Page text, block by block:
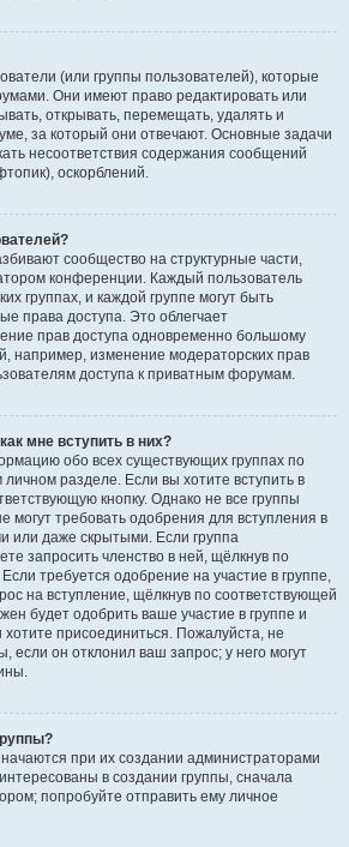
(или группы пользователей), которые
Они имеют право редактировать или
открывать, перемещать, удалять и
за который они отвечают. Основные задачи
несоответствия содержания сообщений
оскорблений.
сообщество на структурные части,
конференции. Каждый пользователь
группах, и каждой группе могут быть
права доступа. Это облегчает
прав доступа одновременно большому
например, изменение модераторских прав
доступа к приватным форумам.
мне вступить в них?
обо всех существующих группах по
разделе. Если вы хотите вступить в
кнопку. Однако не все группы
требовать одобрения для вступления в
или даже скрытыми. Если группа
запросить членство в ней, щёлкнув по
требуется одобрение на участие в группе,
на вступление, щёлкнув по соответствующей
будет одобрить ваше участие в группе и
присоединиться. Пожалуйста, не
если он отклонил ваш запрос; у него могут
при их создании администраторами
в создании группы, сначала
попробуйте отправить ему личное